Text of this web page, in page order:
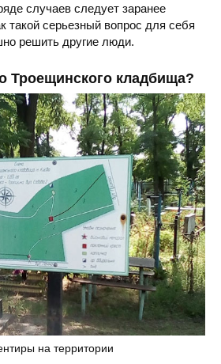
случаев следует заранее
такой серьезный вопрос для себя
решить другие люди.
Троещинского кладбища?
на территории